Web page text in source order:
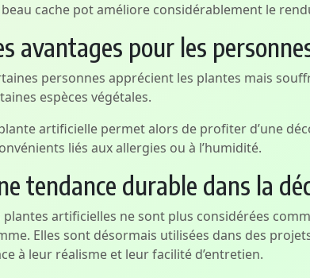
cache pot améliore considérablement le
avantages pour les
personnes apprécient les plantes mais
espèces végétales.
artificielle permet alors de profiter d’une
liés aux allergies ou à l’humidité.
tendance durable dans la
plantes artificielles ne sont plus considérées
Elles sont désormais utilisées dans des
à leur réalisme et leur facilité d’entretien.